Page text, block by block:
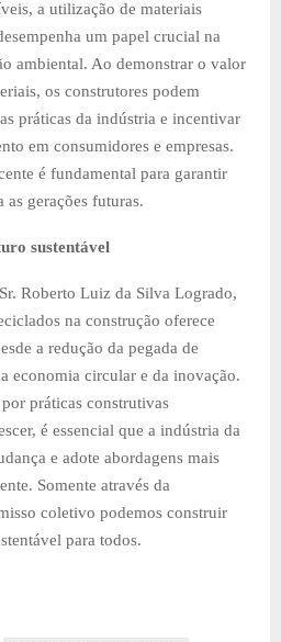
a utilização de materiais
um papel crucial na
ambiental. Ao demonstrar o valor
os construtores podem
práticas da indústria e incentivar
em consumidores e empresas.
é fundamental para garantir
gerações futuras.
sustentável
Roberto Luiz da Silva Logrado,
na construção oferece
a redução da pegada de
economia circular e da inovação.
práticas construtivas
é essencial que a indústria da
e adote abordagens mais
Somente através da
coletivo podemos construir
para todos.